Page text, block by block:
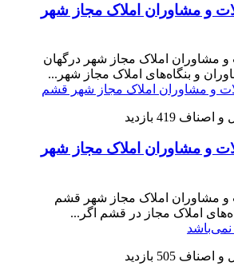
و مشاوران املاک مجاز شهر
و مشاوران املاک مجاز شهر درگهان
و بنگاه‌های املاک مجاز شهر...
و اصناف 419 بازدید
و مشاوران املاک مجاز شهر
و مشاوران املاک مجاز شهر قشم
املاک مجاز در قشم اگر...
و اصناف 505 بازدید